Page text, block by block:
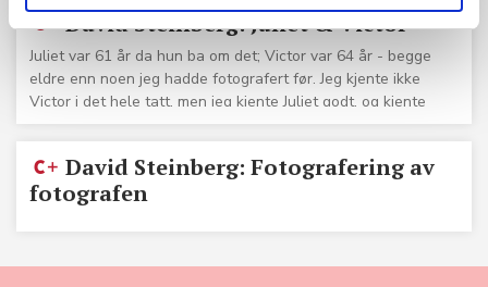
David Steinberg: Juliet & Victor
Juliet var 61 år da hun ba om det; Victor var 64 år - begge
eldre enn noen jeg hadde fotografert før. Jeg kjente ikke
Victor i det hele tatt, men jeg kjente Juliet godt, og kjente
en partner var definitivt en spesiell godbit!
David Steinberg: Fotografering av
fotografen